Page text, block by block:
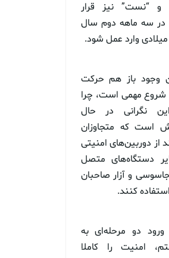
“نست” نیز قرار
سه ماهه دوم سال
وارد عمل شود.
وجود باز هم حرکت
شروع مهمی است، چرا
نگرانی در حال
است که متجاوزان
از دوربین‌های امنیتی
دستگاه‌های متصل
و آزار صاحبان
کنند.
ورود دو مرحله‌ای به
امنیت را کاملا